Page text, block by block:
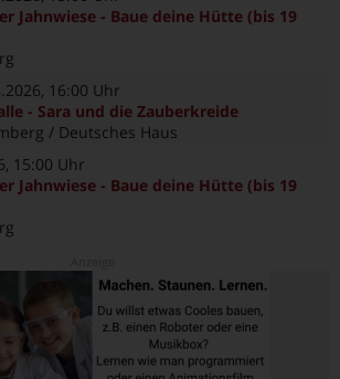
Jahnwiese - Baue deine Hütte (bis 19
, 16:00 Uhr
- Sara und die Zauberkreide
/ Deutsches Haus
, 15:00 Uhr
Jahnwiese - Baue deine Hütte (bis 19